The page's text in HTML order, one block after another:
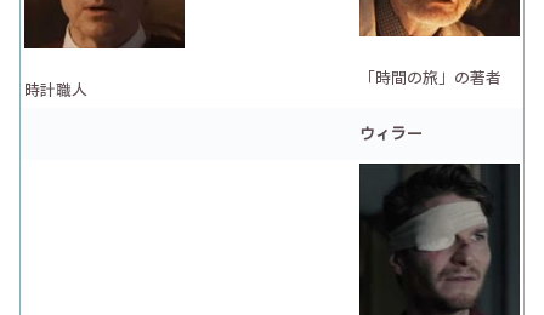
時計職人
「時間の旅」の著者
ウィラー